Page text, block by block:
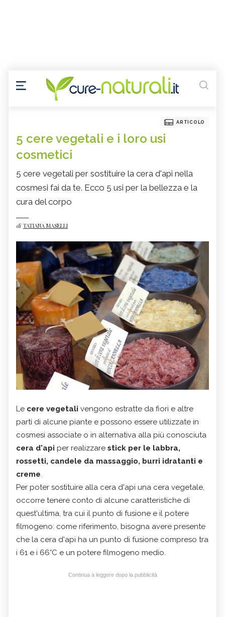
ARTICOLO
5 cere vegetali e i loro usi
cosmetici
5 cere vegetali per sostituire la cera d'api nella
cosmesi fai da te. Ecco 5 usi per la bellezza e la
cura del corpo
di TATIANA MASELLI
Le cere vegetali vengono estratte da fiori e altre
parti di alcune piante e possono essere utilizzate in
cosmesi associate o in alternativa alla più conosciuta
cera d'api per realizzare stick per le labbra,
rossetti, candele da massaggio, burri idratanti e
creme.
Per poter sostituire alla cera d'api una cera vegetale,
occorre tenere conto di alcune caratteristiche di
quest'ultima, tra cui il punto di fusione e il potere
filmogeno: come riferimento, bisogna avere presente
che la cera d'api ha un punto di fusione compreso tra
i 61 e i 66°C e un potere filmogeno medio.
Continua a leggere dopo la pubblicità